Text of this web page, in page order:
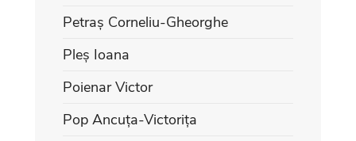
Petraș Corneliu-Gheorghe
Pleș Ioana
Poienar Victor
Pop Ancuța-Victorița